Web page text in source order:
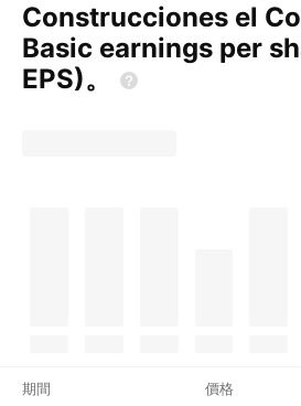
Construcciones el
Basic earnings per
EPS)。
期間 價格